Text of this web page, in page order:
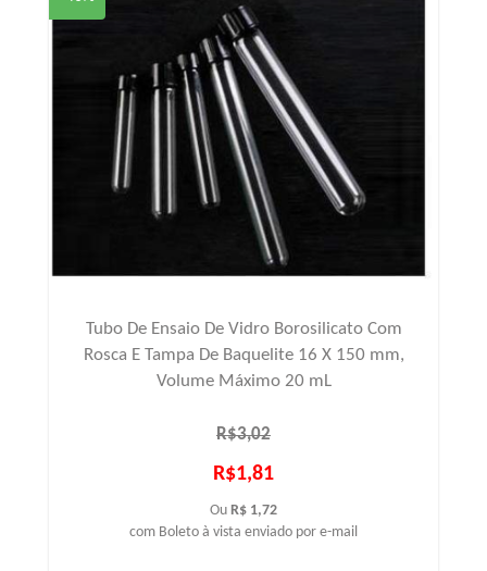
Tubo De Ensaio De Vidro Borosilicato Com
Rosca E Tampa De Baquelite 16 X 150 mm,
Volume Máximo 20 mL
R$3,02
R$1,81
Ou R$ 1,72
com Boleto à vista enviado por e-mail